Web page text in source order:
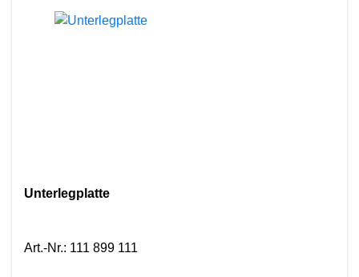
Unterlegplatte
Art.-Nr.: 111 899 111